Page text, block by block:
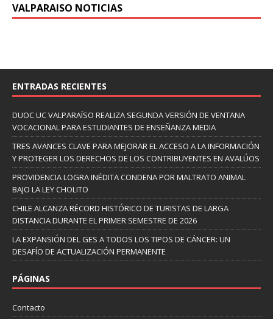
VALPARAISO NOTICIAS
ENTRADAS RECIENTES
DUOC UC VALPARAÍSO REALIZA SEGUNDA VERSIÓN DE VENTANA
VOCACIONAL PARA ESTUDIANTES DE ENSEÑANZA MEDIA
TRES AVANCES CLAVE PARA MEJORAR EL ACCESO A LA INFORMACIÓN
Y PROTEGER LOS DERECHOS DE LOS CONTRIBUYENTES EN AVALÚOS
PROVIDENCIA LOGRA INÉDITA CONDENA POR MALTRATO ANIMAL
BAJO LA LEY CHOLITO
CHILE ALCANZA RÉCORD HISTÓRICO DE TURISTAS DE LARGA
DISTANCIA DURANTE EL PRIMER SEMESTRE DE 2026
LA EXPANSIÓN DEL GES A TODOS LOS TIPOS DE CÁNCER: UN
DESAFÍO DE ACTUALIZACIÓN PERMANENTE
PÁGINAS
Contacto